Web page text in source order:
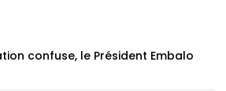
confuse, le Président Embalo